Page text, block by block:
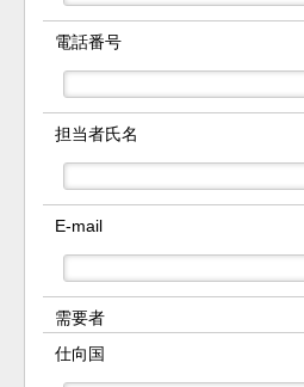
電話番号
担当者氏名
E-mail
需要者
仕向国